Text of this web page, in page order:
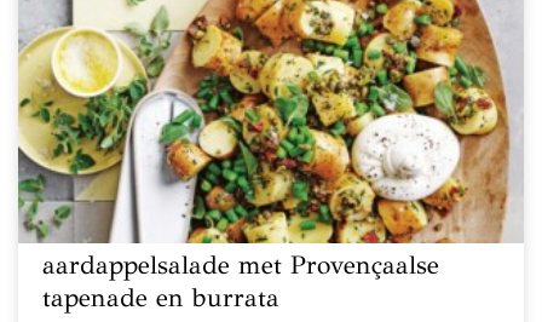
aardappelsalade met Provençaalse
tapenade en burrata